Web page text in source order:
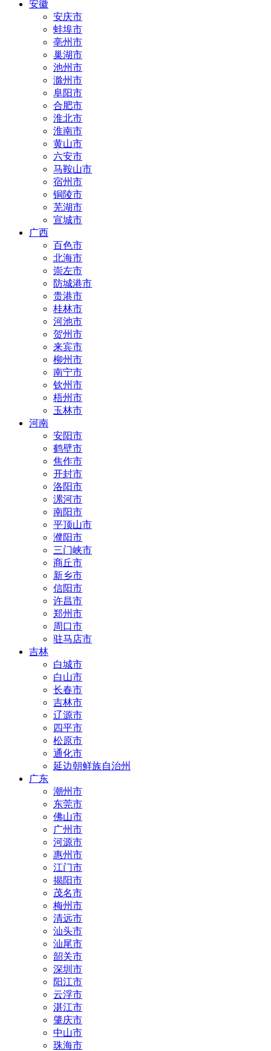
安徽
安庆市
蚌埠市
亳州市
巢湖市
池州市
滁州市
阜阳市
合肥市
淮北市
淮南市
黄山市
六安市
马鞍山市
宿州市
铜陵市
芜湖市
宣城市
广西
百色市
北海市
崇左市
防城港市
贵港市
桂林市
河池市
贺州市
来宾市
柳州市
南宁市
钦州市
梧州市
玉林市
河南
安阳市
鹤壁市
焦作市
开封市
洛阳市
漯河市
南阳市
平顶山市
濮阳市
三门峡市
商丘市
新乡市
信阳市
许昌市
郑州市
周口市
驻马店市
吉林
白城市
白山市
长春市
吉林市
辽源市
四平市
松原市
通化市
延边朝鲜族自治州
广东
潮州市
东莞市
佛山市
广州市
河源市
惠州市
江门市
揭阳市
茂名市
梅州市
清远市
汕头市
汕尾市
韶关市
深圳市
阳江市
云浮市
湛江市
肇庆市
中山市
珠海市